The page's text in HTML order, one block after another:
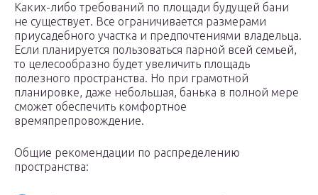
Каких-либо требований по площади будущей бани
не существует. Все ограничивается размерами
приусадебного участка и предпочтениями владельца.
Если планируется пользоваться парной всей семьей,
то целесообразно будет увеличить площадь
полезного пространства. Но при грамотной
планировке, даже небольшая, банька в полной мере
сможет обеспечить комфортное
времяпрепровождение.
Общие рекомендации по распределению
пространства: